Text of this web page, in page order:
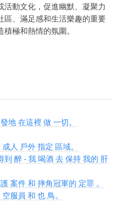
活動文化，促進幽默、凝聚力
區、滿足感和生活樂趣的重要
極和熱情的氛圍。
地 在這裡 做 一切。
人 戶外 指定 區域。
到 醉 - 我 喝酒 去 保持 我的 肝
案件 和 摔角冠軍的 定罪 。
服員 和 也 鳥。